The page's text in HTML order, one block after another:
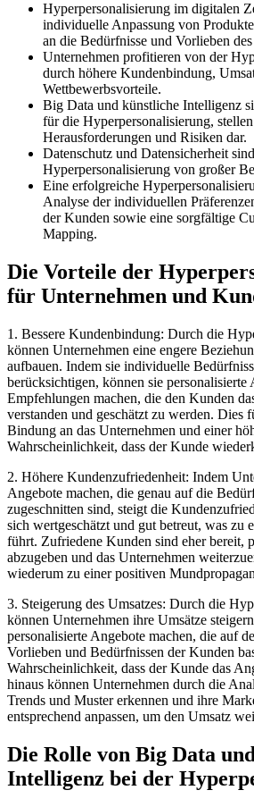
Hyperpersonalisierung im digitalen
individuelle Anpassung von
an die Bedürfnisse und Vorlieben
Unternehmen profitieren von der
durch höhere Kundenbindung,
Wettbewerbsvorteile.
Big Data und künstliche Intelligenz
für die Hyperpersonalisierung,
Herausforderungen und Risiken dar.
Datenschutz und Datensicherheit
Hyperpersonalisierung von großer
Eine erfolgreiche
Analyse der individuellen
der Kunden sowie eine sorgfältige
Mapping.
Die Vorteile der
für Unternehmen und
1. Bessere Kundenbindung: Durch die
können Unternehmen eine engere
aufbauen. Indem sie individuelle
berücksichtigen, können sie personalisierte
Empfehlungen machen, die den Kunden
verstanden und geschätzt zu werden. Dies
Bindung an das Unternehmen und einer
Wahrscheinlichkeit, dass der Kunde
2. Höhere Kundenzufriedenheit: Indem
Angebote machen, die genau auf die
zugeschnitten sind, steigt die
sich wertgeschätzt und gut betreut, was zu
führt. Zufriedene Kunden sind eher bereit,
abzugeben und das Unternehmen
wiederum zu einer positiven
3. Steigerung des Umsatzes: Durch die
können Unternehmen ihre Umsätze
personalisierte Angebote machen, die auf
Vorlieben und Bedürfnissen der Kunden
Wahrscheinlichkeit, dass der Kunde das
hinaus können Unternehmen durch die
Trends und Muster erkennen und ihre
entsprechend anpassen, um den Umsatz
Die Rolle von Big Data
Intelligenz bei der